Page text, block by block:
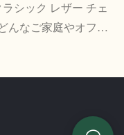
シック レザー チェ
んなご家庭やオフィ